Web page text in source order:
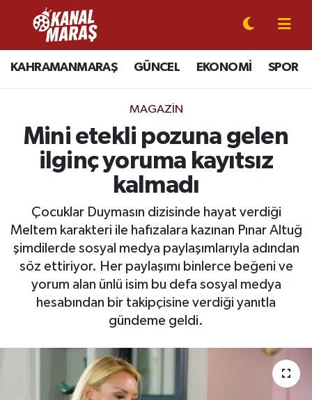
KAHRAMANMARAŞ GÜNCEL EKONOMİ SPOR
MAGAZİN
Mini etekli pozuna gelen
ilginç yoruma kayıtsız
kalmadı
Çocuklar Duymasın dizisinde hayat verdiği
Meltem karakteri ile hafızalara kazınan Pınar Altuğ
şimdilerde sosyal medya paylaşımlarıyla adından
söz ettiriyor. Her paylaşımı binlerce beğeni ve
yorum alan ünlü isim bu defa sosyal medya
hesabından bir takipçisine verdiği yanıtla
gündeme geldi.
CANLI YAYIN
KAHRAMANMARAŞ
GÜNCEL
SPOR
EKONOMİ
GÜNDEM
MAGAZİN
Kahramanmaraş Nöbetçi Eczaneler
Kahramanmaraş Hava Durumu
Kahramanmaraş Namaz Vakitleri
Kahramanmaraş Trafik Yoğunluk Haritası
Süper Lig Puan Durumu ve Fikstür
Tüm Manşetler
Son Dakika Haberleri
Haber Arşivi